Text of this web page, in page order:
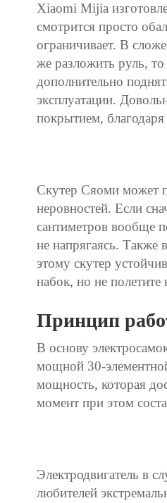
Xiaomi Mijia
смотрится просто
ограничивает. В
же разложить руль,
дополнительно
эксплуатации.
покрытием,
Скутер Сяоми может
неровностей. Если
сантиметров вообще
не напрягаясь. Также
этому скутер
набок, но не полетите
Принцип
В основу
мощной 30-
мощность, которая
момент при этом
Электродвигатель в
любителей